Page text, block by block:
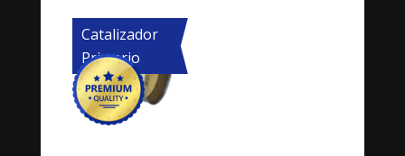
Catalizador
Primario